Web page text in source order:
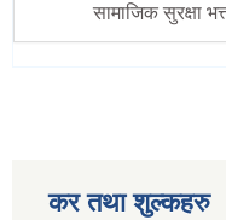
सामाजिक सुरक्षा
कर तथा शुल्कहरु